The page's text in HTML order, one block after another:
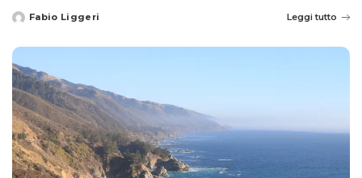
Posted
Fabio Liggeri Leggi tutto